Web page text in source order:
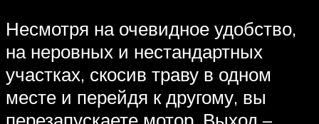
Несмотря на очевидное удобство,
на неровных и нестандартных
участках, скосив траву в одном
месте и перейдя к другому, вы